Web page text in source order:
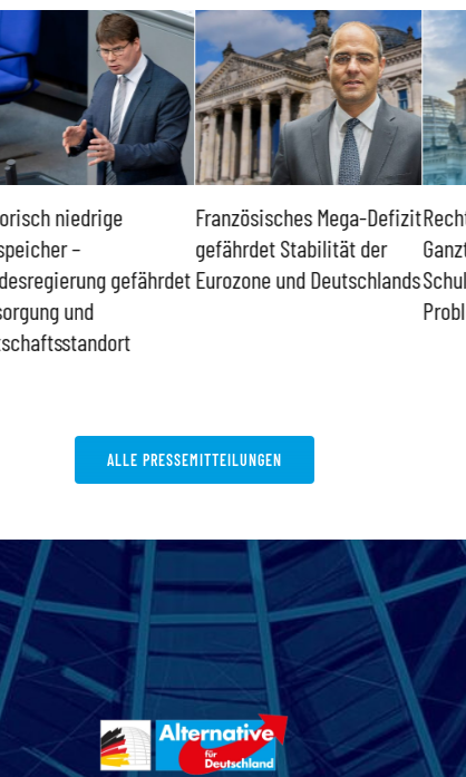
niedrige
–
gefährdet
und
Französisches Mega-Defizit
gefährdet Stabilität der
Eurozone und Deutschlands
ALLE PRESSEMITTEILUNGEN